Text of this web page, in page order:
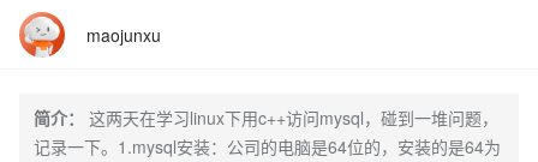
maojunxu
简介：
这两天在学习linux下用c++访问mysql，碰到一堆问题，
记录一下。1.mysql安装：公司的电脑是64位的，安装的是64为